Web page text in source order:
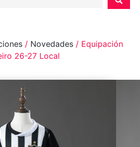
/ Novedades / Equipación
26-27 Local